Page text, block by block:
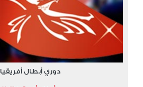
دوري أبطال أفريقيا